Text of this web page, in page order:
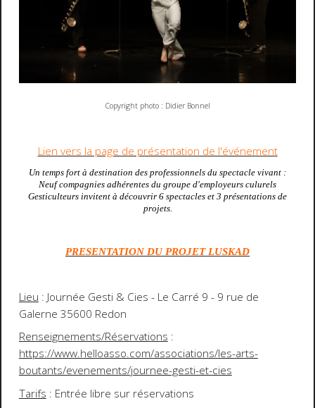
Copyright photo : Didier Bonnel
Lien vers la page de présentation de l'événement
Un temps fort à destination des professionnels du spectacle vivant :
Neuf compagnies adhérentes du groupe d'employeurs culurels
Gesticulteurs invitent à découvrir 6 spectacles et 3 présentations de
projets.
PRESENTATION DU PROJET LUSKAD
Lieu : Journée Gesti & Cies - Le Carré 9 - 9 rue de
Galerne 35600 Redon
Renseignements/Réservations :
https://www.helloasso.com/associations/les-arts-
boutants/evenements/journee-gesti-et-cies
Tarifs : Entrée libre sur réservations